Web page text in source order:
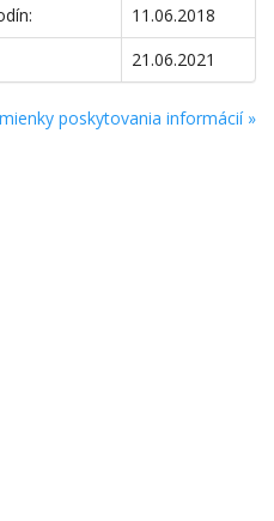
11.06.2018
21.06.2021
poskytovania informácií »